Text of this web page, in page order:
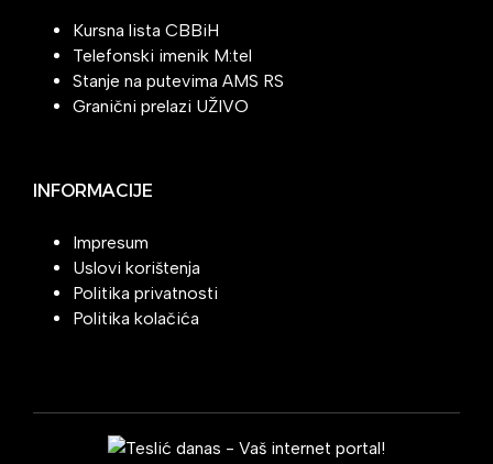
Kursna lista CBBiH
Telefonski imenik M:tel
Stanje na putevima AMS RS
Granični prelazi UŽIVO
INFORMACIJE
Impresum
Uslovi korištenja
Politika privatnosti
Politika kolačića